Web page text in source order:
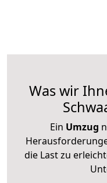
Was wir
Ein Umzug
die Last zu